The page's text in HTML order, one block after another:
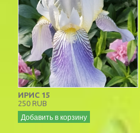
ИРИС 15
250 RUB
Добавить в корзину